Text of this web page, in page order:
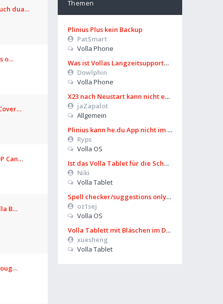
Themen
Plinius Plus kein Backup
PatSmart
Volla Phone
Was ist Vollas Langzeitsupportplan?
Dowlphin
Volla Phone
X23 nach Neustart kann nicht entsperrt werden
jaZapalot
Allgemein
Plinius kann he.du App nicht im Playstore finden
Ryps
Volla OS
Ist das Volla Tablet für die Schule zu gebrauchen?
Niki
Volla Tablet
Spell checker/suggestions only works in some settings
oz1sej
Volla OS
Volla Tablett mit Bläschen im Display?
xuesheng
Volla Tablet
dua…
o…
Can…
B…